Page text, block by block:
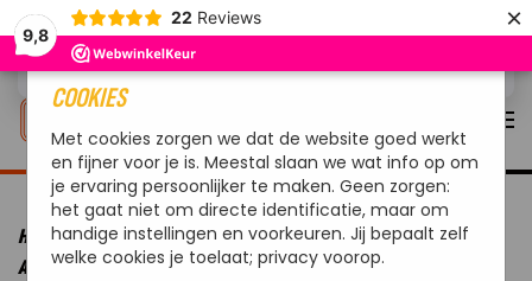
9,8
22 Reviews ×
Overslaan en naar de inhoud gaan
HOME MERKEN VALHAL OUTDOOR
VALHAL OUTDOOR BBQ
ACCESSOIRE PANNENSTANDAARD PRO MET GRILLROOSTER
COOKIES
Met cookies zorgen we dat de website goed werkt
en fijner voor je is. Meestal slaan we wat info op om
je ervaring persoonlijker te maken. Geen zorgen:
het gaat niet om directe identificatie, maar om
handige instellingen en voorkeuren. Jij bepaalt zelf
welke cookies je toelaat; privacy voorop.